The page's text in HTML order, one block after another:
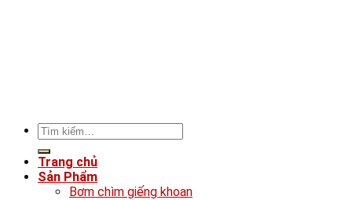
Tìm
Trang chủ
Sản Phẩm
Bơm chìm giếng khoan